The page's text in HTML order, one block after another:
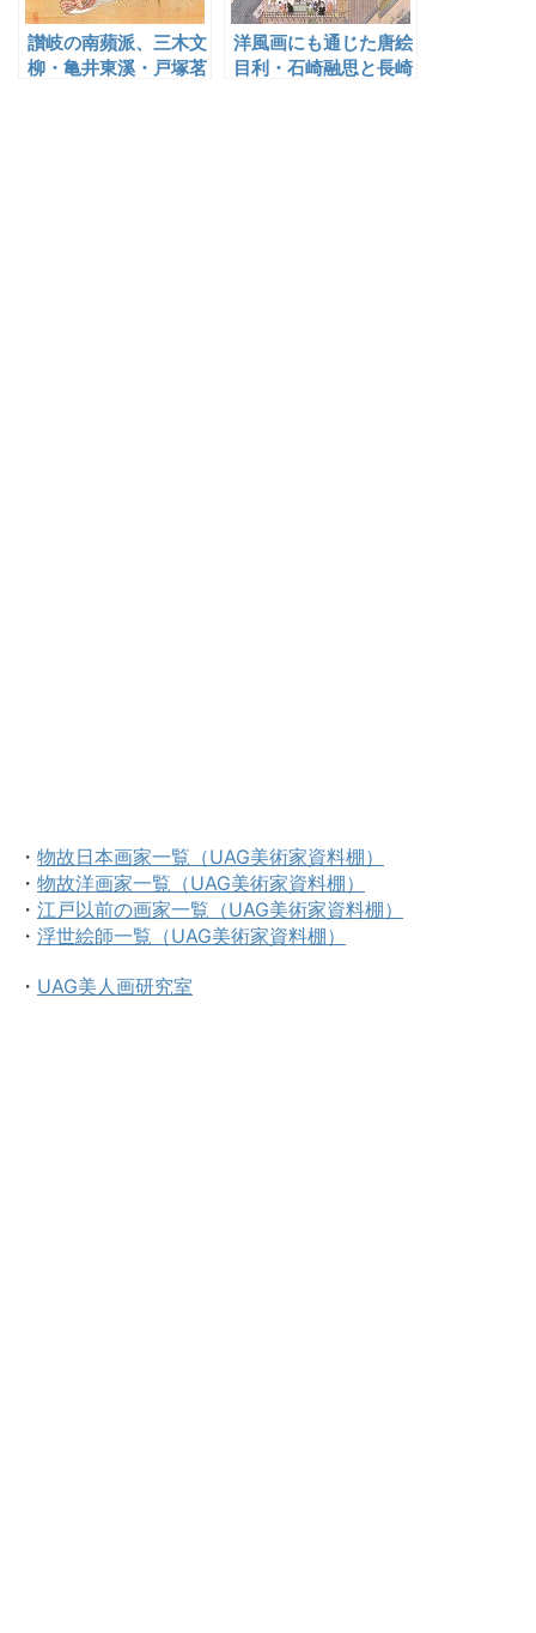
讃岐の南蘋派、三木文
柳・亀井東溪・戸塚茗
洋風画にも通じた唐絵
目利・石崎融思と長崎
・ 物故日本画家一覧（UAG美術家資料棚）
・ 物故洋画家一覧（UAG美術家資料棚）
・ 江戸以前の画家一覧（UAG美術家資料棚）
・ 浮世絵師一覧（UAG美術家資料棚）
・ UAG美人画研究室